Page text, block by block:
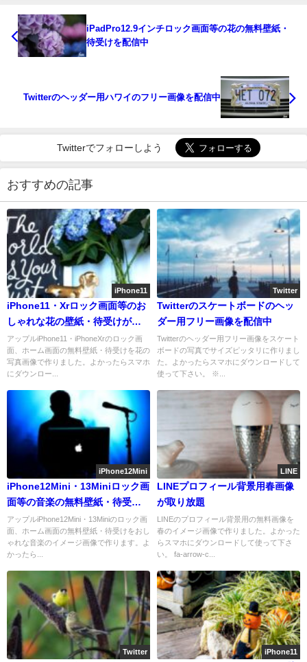
iPadPro12.9インチロック画面等の花の無料壁紙・
待受けを配信中
Twitterのヘッダー用ハワイのフリー画像を配信中
Twitterでフォローしよう
おすすめの記事
iPhone11
iPhone11・Xrロック画面等のお
しゃれな花の壁紙・待受けが取
り放題
アップルiPhone11・iPhoneXrのロック画
面、ホーム画面の無料壁紙・待受けを花の
写真画像で作りました。よかったらスマホ
にダウンロー...
Twitter
Twitterのスケートボードのヘッ
ダー用フリー画像を配信中
Twitterのヘッダー用フリー画像をスケート
ボードの写真でサイズピッタリに作りまし
た。よかったらスマホにダウンロードして
使って下さい。 ※...
iPhone12Mini
iPhone12Mini・13Miniロック画
面等の音楽の無料壁紙・待受け
を配信中
アップルiPhone12Mini・13Miniのロック画
面、ホーム画面の無料壁紙・待受けをおし
ゃれな音楽のイメージ画像で作ります。よ
かったら...
LINE
LINEプロフィール背景用春画像
が取り放題
LINEのプロフィール背景用の無料画像を
春のイメージ画像で作りました。よかった
らスマホにダウンロードして使って下さ
い。 fa-arrow-c...
Twitter iPhone11